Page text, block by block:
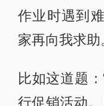
作业时遇到
家再向我求助
比如这道题
行促销活动